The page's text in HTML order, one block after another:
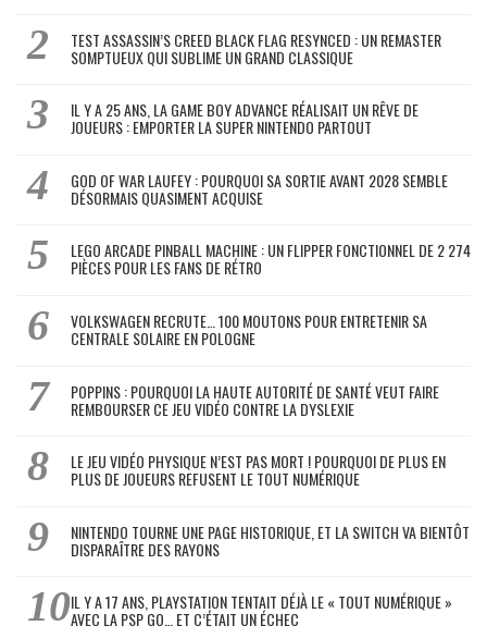
TEST ASSASSIN’S CREED BLACK FLAG RESYNCED : UN REMASTER
SOMPTUEUX QUI SUBLIME UN GRAND CLASSIQUE
IL Y A 25 ANS, LA GAME BOY ADVANCE RÉALISAIT UN RÊVE DE
JOUEURS : EMPORTER LA SUPER NINTENDO PARTOUT
GOD OF WAR LAUFEY : POURQUOI SA SORTIE AVANT 2028 SEMBLE
DÉSORMAIS QUASIMENT ACQUISE
LEGO ARCADE PINBALL MACHINE : UN FLIPPER FONCTIONNEL DE 2 274
PIÈCES POUR LES FANS DE RÉTRO
VOLKSWAGEN RECRUTE… 100 MOUTONS POUR ENTRETENIR SA
CENTRALE SOLAIRE EN POLOGNE
POPPINS : POURQUOI LA HAUTE AUTORITÉ DE SANTÉ VEUT FAIRE
REMBOURSER CE JEU VIDÉO CONTRE LA DYSLEXIE
LE JEU VIDÉO PHYSIQUE N’EST PAS MORT ! POURQUOI DE PLUS EN
PLUS DE JOUEURS REFUSENT LE TOUT NUMÉRIQUE
NINTENDO TOURNE UNE PAGE HISTORIQUE, ET LA SWITCH VA BIENTÔT
DISPARAÎTRE DES RAYONS
IL Y A 17 ANS, PLAYSTATION TENTAIT DÉJÀ LE « TOUT NUMÉRIQUE »
AVEC LA PSP GO… ET C’ÉTAIT UN ÉCHEC